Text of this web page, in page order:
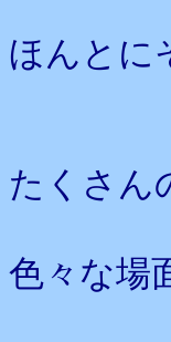
ほんとに
たくさん
色々な場